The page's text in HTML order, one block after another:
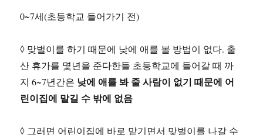
0~7세(초등학교 들어가기 전)
◊ 맞벌이를 하기 때문에 낮에 애를 볼 방법이 없다. 출
산 휴가를 몇년을 준다한들 초등학교에 들어갈 때 까
지 6~7년간은 낮에 애를 봐 줄 사람이 없기 때문에 어
린이집에 맡길 수 밖에 없음
◊ 그러면 어린이집에 바로 맡기면서 맞벌이를 나갈 수